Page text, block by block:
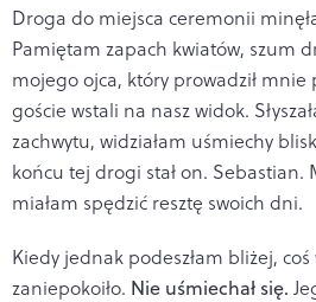
Droga do miejsca ceremonii
Pamiętam zapach kwiatów, szum
mojego ojca, który prowadził mnie
goście wstali na nasz widok.
zachwytu, widziałam uśmiechy
końcu tej drogi stał on. Sebastian.
miałam spędzić resztę swoich dni.
Kiedy jednak podeszłam bliżej,
zaniepokoiło. Nie uśmiechał się.